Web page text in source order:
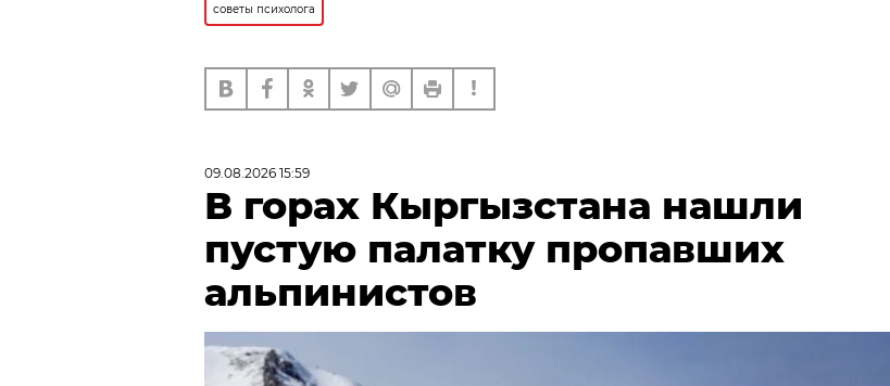
советы психолога
09.08.2026 15:59
В горах Кыргызстана нашли
пустую палатку пропавших
альпинистов